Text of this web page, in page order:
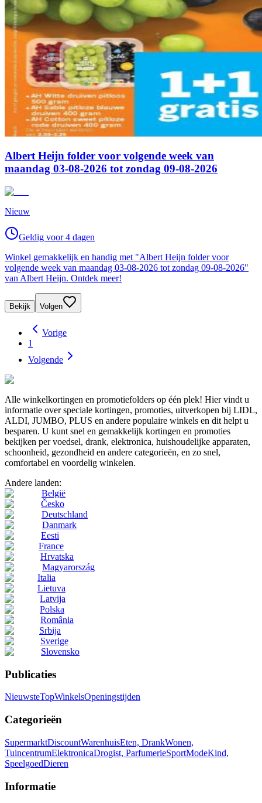
Albert Heijn folder voor volgende week van
maandag 03-08-2026 tot zondag 09-08-2026
Nieuw
Geldig voor 4 dagen
Winkel gemakkelijk en handig met "Albert Heijn folder voor
volgende week van maandag 03-08-2026 tot zondag 09-08-2026"
van Albert Heijn. Ontdek meer!
Bekijk Volgen
Vorige
1
Volgende
Alle winkelkortingen en promotiefolders op één plek! Hier vindt u
informatie over speciale kortingen, promoties, uitverkopen bij LIDL,
ALDI, JUMBO, PLUS en andere populaire winkels en dit helpt u
besparen. U kunt snel en gemakkelijk kortingen en promoties
bekijken per voedsel, drank, elektronica, huishoudelijke apparaten,
schoonheid, gezondheid en andere categorieën, en zo snel,
comfortabel en voordelig winkelen.
Andere landen:
België
Česko
Deutschland
Danmark
Eesti
France
Hrvatska
Magyarország
Italia
Lietuva
Latvija
Polska
România
Srbija
Sverige
Slovensko
Publicaties
NieuwsteTopWinkelsOpeningstijden
Categorieën
SupermarktDiscountWarenhuisEten, DrankWonen,
TuincentrumElektronicaDrogist, ParfumerieSportModeKind,
SpeelgoedDieren
Informatie